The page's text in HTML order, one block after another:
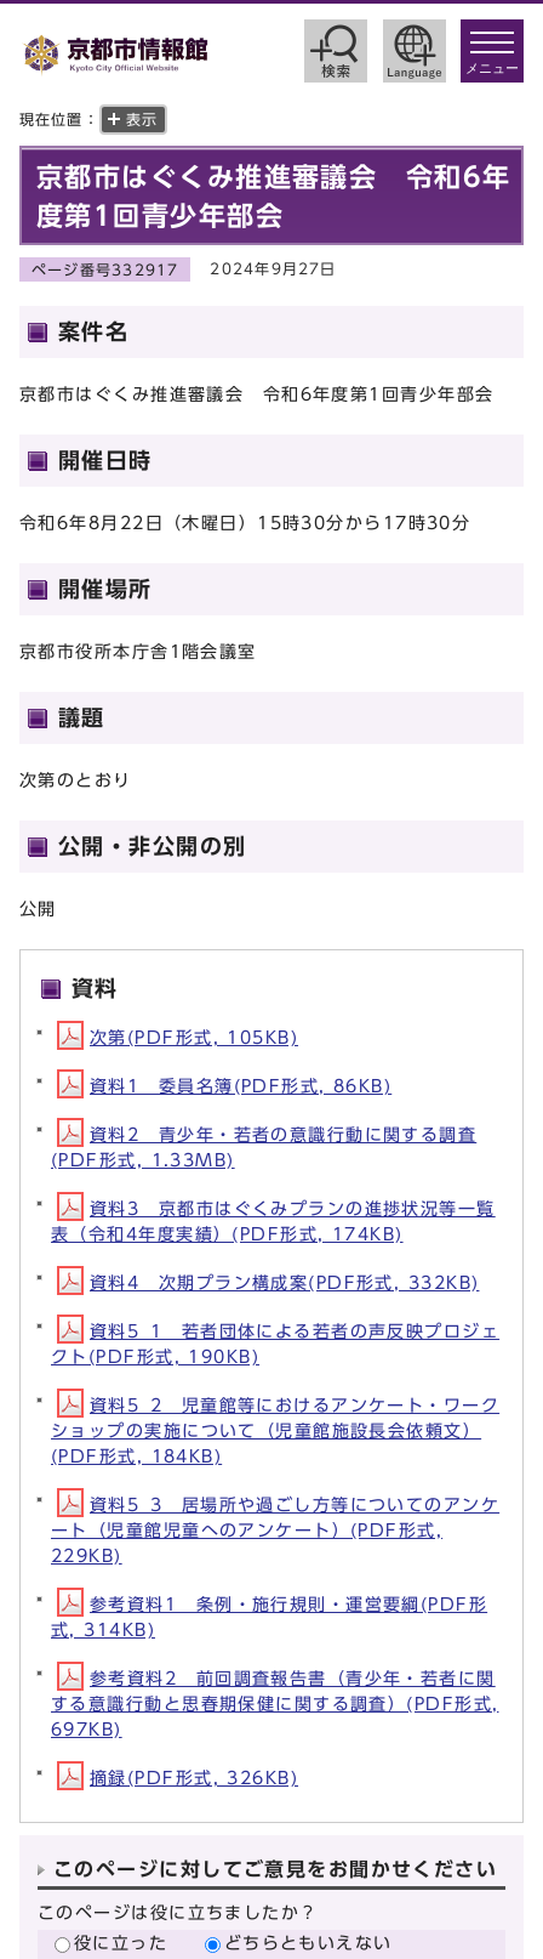
toggle
メニュー
現在位置： 表示
京都市はぐくみ推進審議会 令和6年
度第1回青少年部会
ページ番号332917 2024年9月27日
案件名
京都市はぐくみ推進審議会 令和6年度第1回青少年部会
開催日時
令和6年8月22日（木曜日）15時30分から17時30分
開催場所
京都市役所本庁舎1階会議室
議題
次第のとおり
公開・非公開の別
公開
資料
次第(PDF形式, 105KB)
資料1 委員名簿(PDF形式, 86KB)
資料2 青少年・若者の意識行動に関する調査
(PDF形式, 1.33MB)
資料3 京都市はぐくみプランの進捗状況等一覧
表（令和4年度実績）(PDF形式, 174KB)
資料4 次期プラン構成案(PDF形式, 332KB)
資料5_1 若者団体による若者の声反映プロジェ
クト(PDF形式, 190KB)
資料5_2 児童館等におけるアンケート・ワーク
ショップの実施について（児童館施設長会依頼文）
(PDF形式, 184KB)
資料5_3 居場所や過ごし方等についてのアンケ
ート（児童館児童へのアンケート）(PDF形式,
229KB)
参考資料1 条例・施行規則・運営要綱(PDF形
式, 314KB)
参考資料2 前回調査報告書（青少年・若者に関
する意識行動と思春期保健に関する調査）(PDF形式,
697KB)
摘録(PDF形式, 326KB)
このページに対してご意見をお聞かせください
このページは役に立ちましたか？
役に立った
どちらともいえない